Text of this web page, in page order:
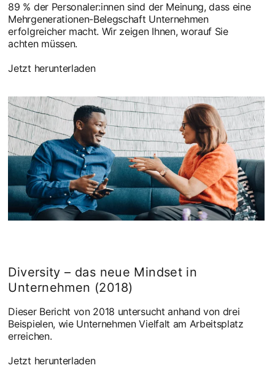
89 % der Personaler:innen sind der Meinung, dass eine
Mehrgenerationen-Belegschaft Unternehmen
erfolgreicher macht. Wir zeigen Ihnen, worauf Sie
achten müssen.
Jetzt herunterladen
Diversity – das neue Mindset in
Unternehmen (2018)
Dieser Bericht von 2018 untersucht anhand von drei
Beispielen, wie Unternehmen Vielfalt am Arbeitsplatz
erreichen.
Jetzt herunterladen